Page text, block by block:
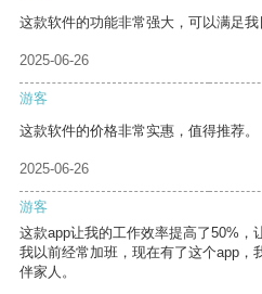
这款软件的功能非常强大，可以满足我
2025-06-26
游客
这款软件的价格非常实惠，值得推荐。
2025-06-26
游客
这款app让我的工作效率提高了50%，
我以前经常加班，现在有了这个app，
伴家人。